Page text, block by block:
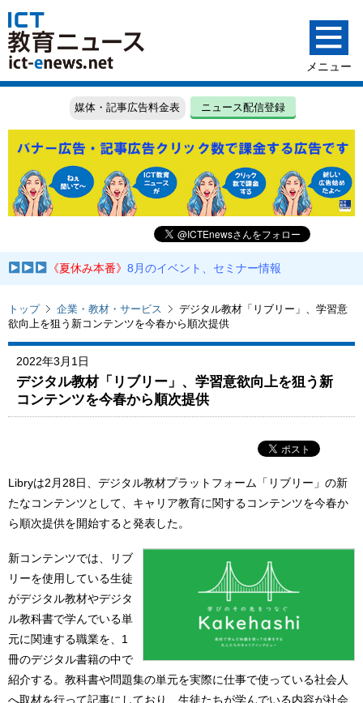
媒体・記事広告料金表 ニュース配信登録
《夏休み本番》8月のイベント、セミナー情報
トップ 企業・教材・サービス
デジタル教材「リブリー」、学習意
欲向上を狙う新コンテンツを今春から順次提供
2022年3月1日
デジタル教材「リブリー」、学習意欲向上を狙う新
コンテンツを今春から順次提供
Libryは2月28日、デジタル教材プラットフォーム「リブリー」の新
たなコンテンツとして、キャリア教育に関するコンテンツを今春か
ら順次提供を開始すると発表した。
新コンテンツでは、リブ
リーを使用している生徒
がデジタル教材やデジタ
ル教科書で学んでいる単
元に関連する職業を、1
冊のデジタル書籍の中で
紹介する。教科書や問題集の単元を実際に仕事で使っている社会人
へ取材を行って記事にしており、生徒たちが学んでいる内容が社会